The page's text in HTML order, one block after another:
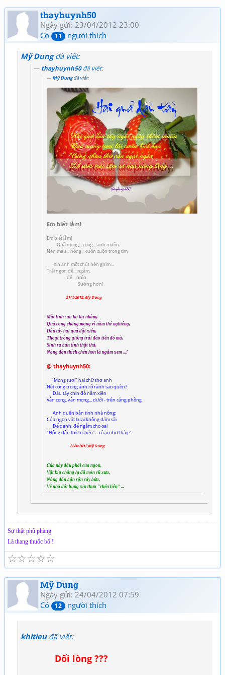
thayhuynh50
Ngày gửi: 23/04/2012 23:00
Có
11 người thích
Mỹ Dungđã viết:
thayhuynh50đã viết:
Mỹ Dungđã viết:
Em biết lắm!
Em biết lắm!
Quả mọng... cong... anh muốn
Nên máu... hồng... cuồn cuộn trong tim
Xin anh một chút nén ghìm...
Trái ngon để... ngắm,
để... nhìn
Sướng hơn!
21/4/2012, Mỹ Dung
Mắt tinh sao họ lại nhầm,
Quả cong chẳng mọng vì nằm thế nghiêng,
Dâu tây hai quả đặt xiên,
Thoạt trông giống trái đào tiên đó mà,
Sinh ra bản tính thật thà,
Nông dân thích chén hơn là ngắm xem ...!
@ thayhuynh50:
"Mọng tươi" hai chữ thơ anh
Nét cong trong ảnh rõ rành sao quên?
Dâu tây chín đỏ nằm xiên
Vẫn cong, vẫn mọng... dưới - trên căng phồng
Anh quên bản tính nhà nông:
Của ngon vật lạ lại không dám sài
Để dành, để ngắm cho oai
"Nông dân thích chén"... có ai như thày?
22/4/2012,Mỹ Dung
Của này đâu phải của ngon,
Vật kia chẳng lạ đã mòn cũ xưa,
Nông dân bận rộn cày bừa,
Về nhà đói bụng xin thưa "chén liền" ...
Sự thật phũ phàng
Là thang thuốc bổ !
☆
☆
☆
☆
☆
Mỹ Dung
Ngày gửi: 24/04/2012 07:59
Có
12 người thích
khitieuđã viết:
Dối lòng ???